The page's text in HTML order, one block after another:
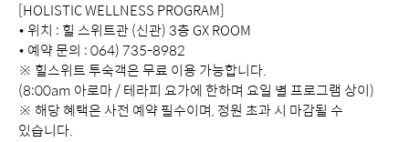
[HOLISTIC WELLNESS PROGRAM]
• 위치 : 힐 스위트관 (신관) 3층 GX ROOM
• 예약 문의 : 064) 735-8982
※ 힐스위트 투숙객은 무료 이용 가능합니다.
(8:00am 아로마 / 테라피 요가에 한하며 요일 별 프로그램 상이)
※ 해당 혜택은 사전 예약 필수이며, 정원 초과 시 마감될 수
있습니다.